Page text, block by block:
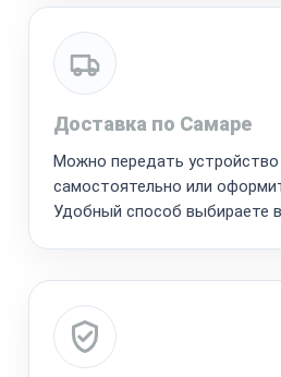
Доставка по Самаре
Можно передать устройство
самостоятельно или
Удобный способ выбираете